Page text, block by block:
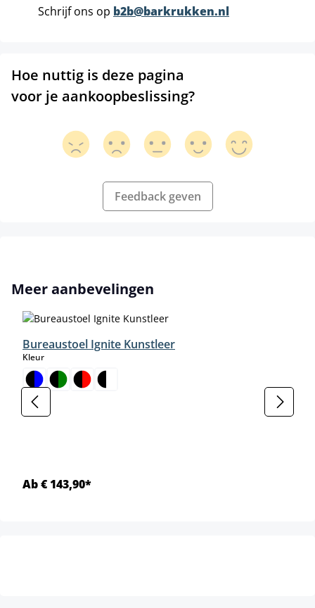
Schrijf ons op b2b@barkrukken.nl
Hoe nuttig is deze pagina
voor je aankoopbeslissing?
Feedback geven
Productgalerij overslaan
Meer aanbevelingen
Bureaustoel Ignite Kunstleer
Kleurselect
Ab € 143,90*